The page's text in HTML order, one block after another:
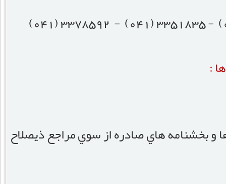
3351835 (041) -
3378592 (041)
:
و بخشنامه هاي صادره از سوي مراجع ذيصلاح